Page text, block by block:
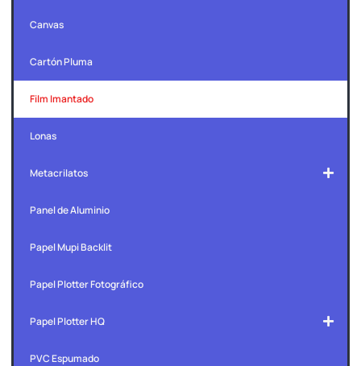
Canvas
Cartón Pluma
Film Imantado
Lonas
Metacrilatos
Panel de Aluminio
Papel Mupi Backlit
Papel Plotter Fotográfico
Papel Plotter HQ
PVC Espumado